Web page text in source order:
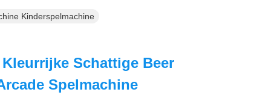
Kinderspelmachine
Schattige Beer
Spelmachine